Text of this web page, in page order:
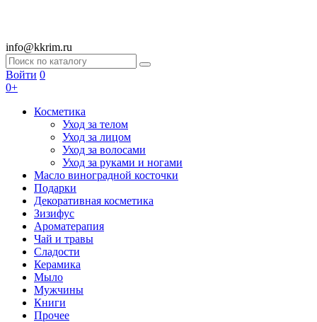
info@kkrim.ru
Войти 0
0+
Косметика
Уход за телом
Уход за лицом
Уход за волосами
Уход за руками и ногами
Масло виноградной косточки
Подарки
Декоративная косметика
Зизифус
Ароматерапия
Чай и травы
Сладости
Керамика
Мыло
Мужчины
Книги
Прочее